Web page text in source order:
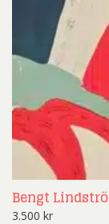
Bengt
3.500 kr